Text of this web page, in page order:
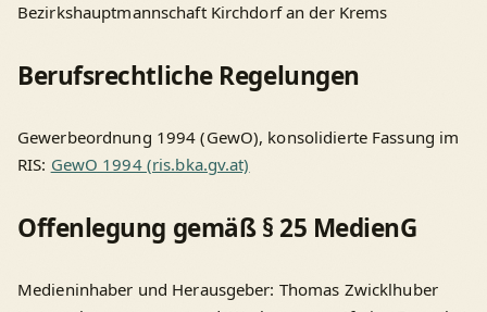
Bezirkshauptmannschaft Kirchdorf an der Krems
Berufsrechtliche Regelungen
Gewerbeordnung 1994 (GewO), konsolidierte Fassung im
RIS: GewO 1994 (ris.bka.gv.at)
Offenlegung gemäß § 25 MedienG
Medieninhaber und Herausgeber: Thomas Zwicklhuber